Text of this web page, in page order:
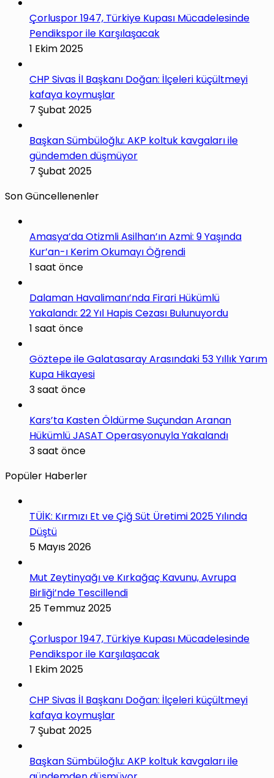
Çorluspor 1947, Türkiye Kupası Mücadelesinde
Pendikspor ile Karşılaşacak
1 Ekim 2025
CHP Sivas İl Başkanı Doğan: İlçeleri küçültmeyi
kafaya koymuşlar
7 Şubat 2025
Başkan Sümbüloğlu: AKP koltuk kavgaları ile
gündemden düşmüyor
7 Şubat 2025
Son Güncellenenler
Amasya’da Otizmli Asilhan’ın Azmi: 9 Yaşında
Kur’an-ı Kerim Okumayı Öğrendi
1 saat önce
Dalaman Havalimanı’nda Firari Hükümlü
Yakalandı: 22 Yıl Hapis Cezası Bulunuyordu
1 saat önce
Göztepe ile Galatasaray Arasındaki 53 Yıllık Yarım
Kupa Hikayesi
3 saat önce
Kars’ta Kasten Öldürme Suçundan Aranan
Hükümlü JASAT Operasyonuyla Yakalandı
3 saat önce
Popüler Haberler
TÜİK: Kırmızı Et ve Çiğ Süt Üretimi 2025 Yılında
Düştü
5 Mayıs 2026
Mut Zeytinyağı ve Kırkağaç Kavunu, Avrupa
Birliği’nde Tescillendi
25 Temmuz 2025
Çorluspor 1947, Türkiye Kupası Mücadelesinde
Pendikspor ile Karşılaşacak
1 Ekim 2025
CHP Sivas İl Başkanı Doğan: İlçeleri küçültmeyi
kafaya koymuşlar
7 Şubat 2025
Başkan Sümbüloğlu: AKP koltuk kavgaları ile